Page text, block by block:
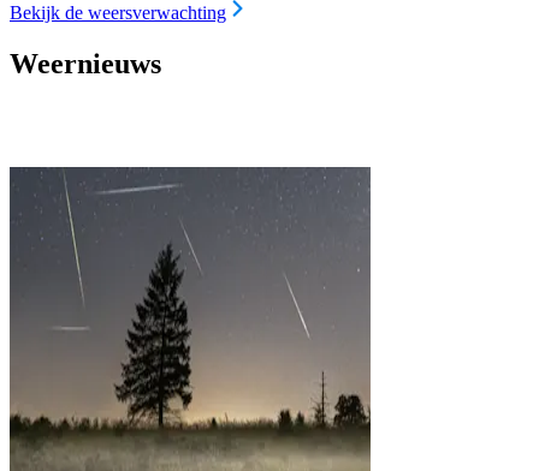
Bekijk de weersverwachting
Weernieuws